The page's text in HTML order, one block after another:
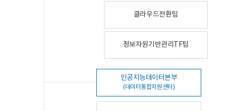
클라우드전환팀
정보자원기반관리TF팀
인공지능데이터본부
(데이터통합지원센터)